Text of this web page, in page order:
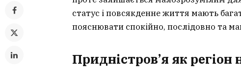
статус і повсякденне життя мають
пояснювати спокійно, послідовно та
Придністров’я як регіон